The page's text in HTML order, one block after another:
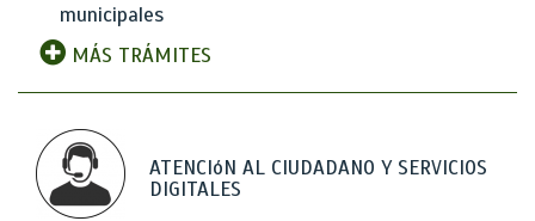
municipales
MÁS TRÁMITES
ATENCIóN AL CIUDADANO Y SERVICIOS
DIGITALES